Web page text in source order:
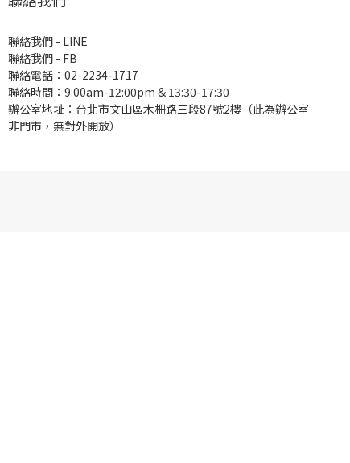
聯絡我們 - LINE
聯絡我們 - FB
聯絡電話：02-2234-1717
聯絡時間：9:00am-12:00pm & 13:30-17:30
辦公室地址：台北市文山區木柵路三段87號2樓（此為辦公室
非門市，無對外開放）